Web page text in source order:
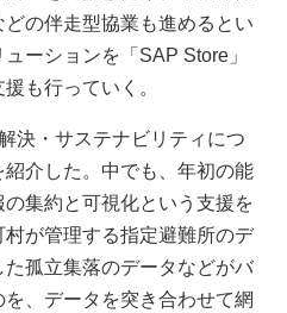
の伴走型協業も進めるとい
ーションを「SAP Store」
も行っていく。
決・サステナビリティにつ
介した。中でも、年初の能
集約と可視化という支援を
が管理する指定避難所のデ
孤立集落のデータなどがバ
、データを突き合わせて網